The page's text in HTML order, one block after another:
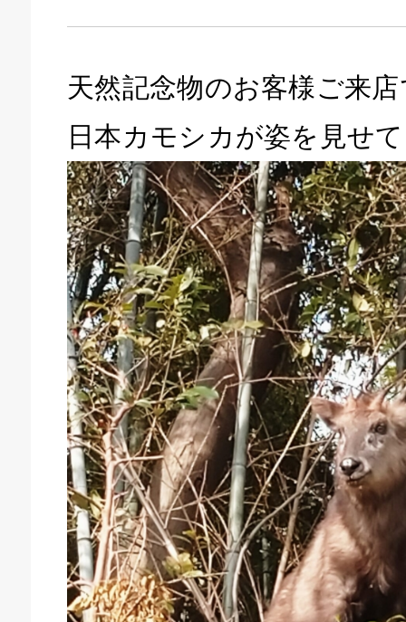
天然記念物のお客様ご来
日本カモシカが姿を見せ
ドキ 磐田店